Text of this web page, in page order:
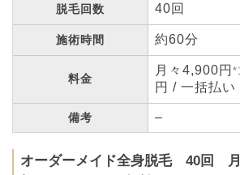
脱毛回数 40回
施術時間 約60分
料金
月々4,900円 *1
円 / 一括払い
備考 –
オーダーメイド全身脱毛 40回 月